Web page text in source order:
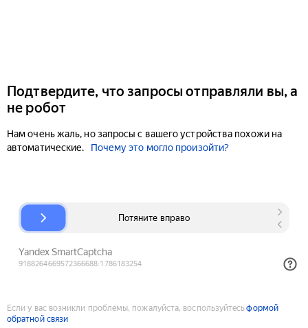
Подтвердите, что запросы отправляли вы, а
не робот
Нам очень жаль, но запросы с вашего устройства похожи на
автоматические.
Почему это могло произойти?
Если у вас возникли проблемы, пожалуйста, воспользуйтесьформой
обратной связи